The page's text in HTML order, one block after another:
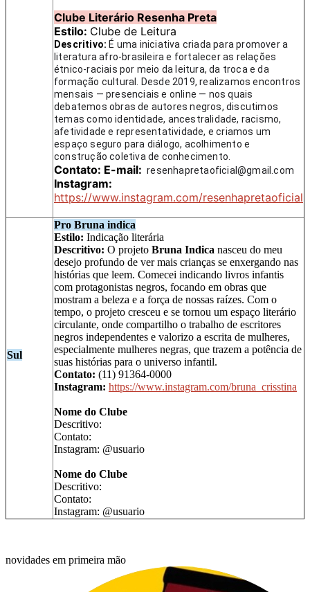
Clube Literário Resenha Preta
Estilo: Clube de Leitura
Descritivo: É uma iniciativa criada para promover a
literatura afro-brasileira e fortalecer as relações
étnico-raciais por meio da leitura, da troca e da
formação cultural. Desde 2019, realizamos encontros
mensais — presenciais e online — nos quais
debatemos obras de autores negros, discutimos
temas como identidade, ancestralidade, racismo,
afetividade e representatividade, e criamos um
espaço seguro para diálogo, acolhimento e
construção coletiva de conhecimento.
Contato: E-mail: resenhapretaoficial@gmail.com
Instagram:
https://www.instagram.com/resenhapretaoficial
Sul
Pro Bruna indica
Estilo: Indicação literária
Descritivo: O projeto Bruna Indica nasceu do meu
desejo profundo de ver mais crianças se enxergando nas
histórias que leem. Comecei indicando livros infantis
com protagonistas negros, focando em obras que
mostram a beleza e a força de nossas raízes. Com o
tempo, o projeto cresceu e se tornou um espaço literário
circulante, onde compartilho o trabalho de escritores
negros independentes e valorizo a escrita de mulheres,
especialmente mulheres negras, que trazem a potência de
suas histórias para o universo infantil.
Contato: (11) 91364-0000
Instagram: https://www.instagram.com/bruna_crisstina
Nome do Clube
Descritivo:
Contato:
Instagram: @usuario
Nome do Clube
Descritivo:
Contato:
Instagram: @usuario
novidades em primeira mão